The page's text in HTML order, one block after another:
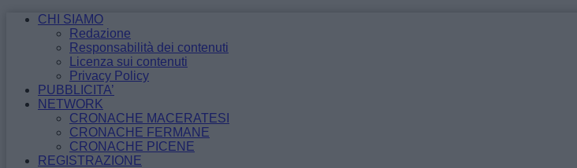
CHI SIAMO
Redazione
Responsabilità dei contenuti
Licenza sui contenuti
Privacy Policy
PUBBLICITA’
NETWORK
CRONACHE MACERATESI
CRONACHE FERMANE
CRONACHE PICENE
REGISTRAZIONE